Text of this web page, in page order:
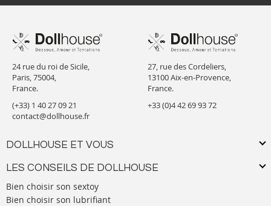
24 rue du roi de Sicile,
Paris, 75004,
France.
(+33) 1 40 27 09 21
contact@dollhouse.fr
DOLLHOUSE ET VOUS
LES CONSEILS DE DOLLHOUSE
Bien choisir son sextoy
Bien choisir son lubrifiant
27, rue des Cordeliers,
13100 Aix-en-Provence,
France.
+33 (0)4 42 69 93 72